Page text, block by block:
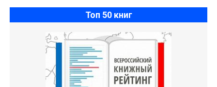
Топ 50 книг